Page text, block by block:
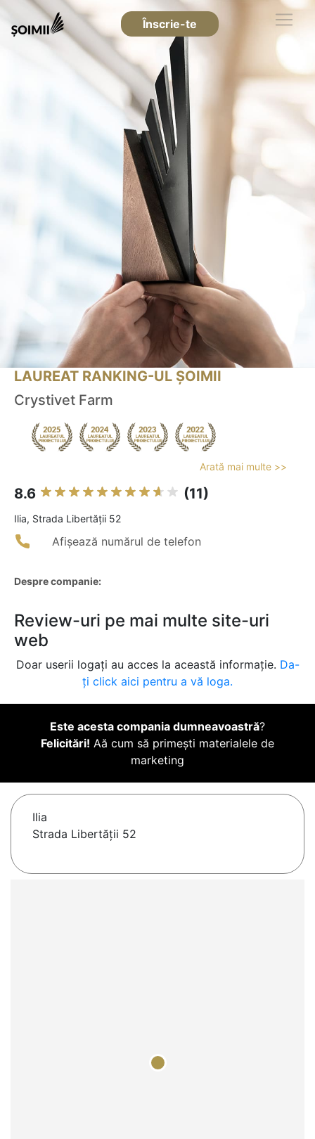
Înscrie-te
LAUREAT RANKING-UL ȘOIMII
Crystivet Farm
Arată mai multe >>
8.6 (11)
Ilia, Strada Libertății 52
Afișează numărul de telefon
Despre companie:
Review-uri pe mai multe site-uri
web
Doar userii logați au acces la această informație. Da-
ți click aici pentru a vă loga.
Este acesta compania dumneavoastră?
Felicitări! Aă cum să primești materialele de
marketing
Ilia
Strada Libertății 52